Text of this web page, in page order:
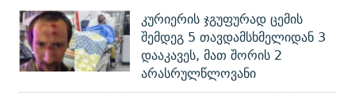
კურიერის ჯგუფურად ცემის
შემდეგ 5 თავდამსხმელიდან 3
დააკავეს, მათ შორის 2
არასრულწლოვანი